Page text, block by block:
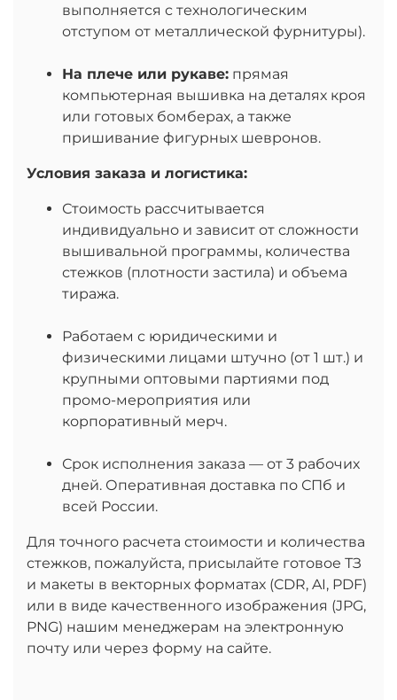
выполняется с технологическим
отступом от металлической фурнитуры).
На плече или рукаве: прямая
компьютерная вышивка на деталях кроя
или готовых бомберах, а также
пришивание фигурных шевронов.
Условия заказа и логистика:
Стоимость рассчитывается
индивидуально и зависит от сложности
вышивальной программы, количества
стежков (плотности застила) и объема
тиража.
Работаем с юридическими и
физическими лицами штучно (от 1 шт.) и
крупными оптовыми партиями под
промо-мероприятия или
корпоративный мерч.
Срок исполнения заказа — от 3 рабочих
дней. Оперативная доставка по СПб и
всей России.
Для точного расчета стоимости и количества
стежков, пожалуйста, присылайте готовое ТЗ
и макеты в векторных форматах (CDR, AI, PDF)
или в виде качественного изображения (JPG,
PNG) нашим менеджерам на электронную
почту или через форму на сайте.